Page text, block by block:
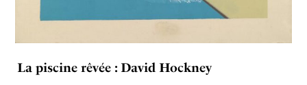
La piscine rêvée : David Hockney